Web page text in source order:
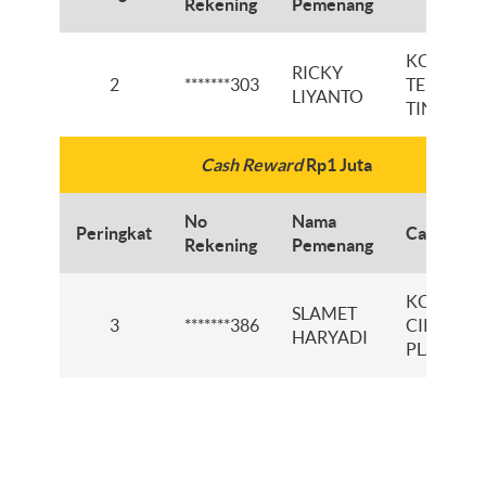
Rekening
Pemenang
2 *******303
RICKY
LIYANTO
KCP
TEBING
TINGGI
Cash RewardRp1 Juta
Peringkat
No
Rekening
Nama
Pemenang
Cabang
3 *******386
SLAMET
HARYADI
KCP
PLAZA